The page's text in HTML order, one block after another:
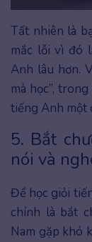
Tất nhiên là
mắc lỗi vì đó
Anh lâu hơn.
mà học”,
tiếng Anh một
5. Bắt
nói và
Để học giỏi
chính là bắt
Nam gặp khó